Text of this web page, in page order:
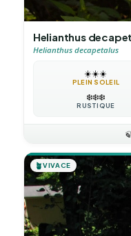
Helianthus
Helianthus decapetalus
☀️☀️☀️
PLEIN SOLEIL
❄️❄️❄️
RUSTIQUE
🪴VIVACE